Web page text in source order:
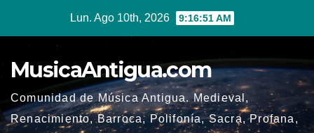
Lun. Ago 10th, 2026 9:16:52 AM
MusicaAntigua.com
Comunidad de Música Antigua. Medieval,
Renacimiento, Barroca, Polifonía, Sacra, Profana,